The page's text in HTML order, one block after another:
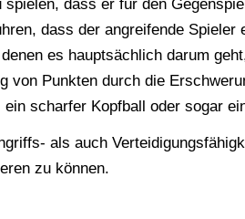
dass er für den
dass der angreifende Spieler
es hauptsächlich darum
von Punkten durch die
ein scharfer Kopfball oder sogar
als auch
zu können.